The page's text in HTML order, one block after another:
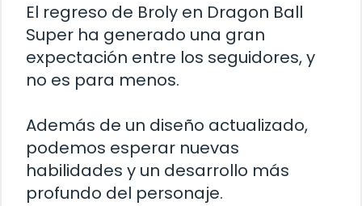
El regreso de Broly en Dragon Ball
Super ha generado una gran
expectación entre los seguidores, y
no es para menos.
Además de un diseño actualizado,
podemos esperar nuevas
habilidades y un desarrollo más
profundo del personaje.